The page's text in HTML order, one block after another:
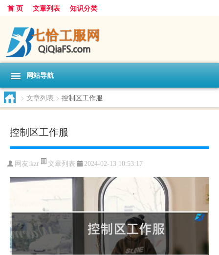
首 页 文章列表 知识分类
网站导航
> 文章列表 > 控制区工作服
控制区工作服
网友: kzr 文章列表 2024-02-13 10:53:17